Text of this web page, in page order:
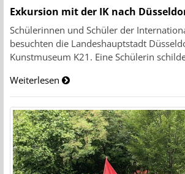
Exkursion mit der IK nach
Schülerinnen und Schüler der
besuchten die Landeshauptstadt
Kunstmuseum K21. Eine Schülerin
Weiterlesen